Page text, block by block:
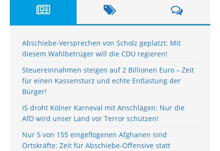
Abschiebe-Versprechen von Scholz geplatzt: Mit
diesem Wahlbetrüger will die CDU regieren!
Steuereinnahmen steigen auf 2 Billionen Euro – Zeit
für einen Kassensturz und echte Entlastung der
Bürger!
IS droht Kölner Karneval mit Anschlägen: Nur die
AfD wird unser Land vor Terror schützen!
Nur 5 von 155 eingeflogenen Afghanen sind
Ortskräfte: Zeit für Abschiebe-Offensive statt